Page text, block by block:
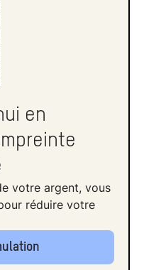
en
votre argent, vous
réduire votre